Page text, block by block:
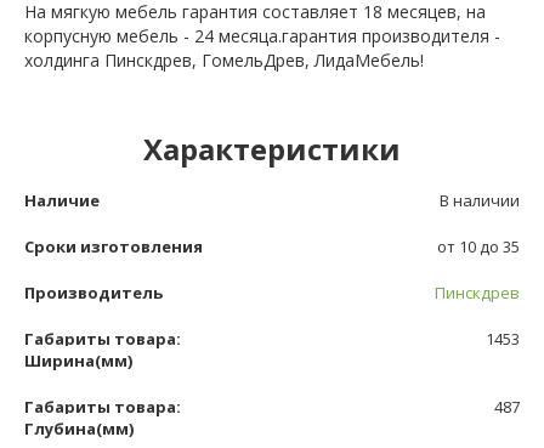
На мягкую мебель гарантия составляет 18 месяцев, на
корпусную мебель - 24 месяца.гарантия производителя -
холдинга Пинскдрев, ГомельДрев, ЛидаМебель!
Характеристики
Наличие В наличии
Сроки изготовления от 10 до 35
Производитель Пинскдрев
Габариты товара:
Ширина(мм)
1453
Габариты товара:
Глубина(мм)
487